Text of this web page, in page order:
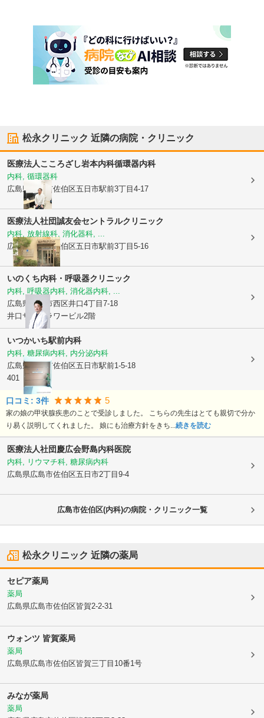
松永クリニック 近隣の病院・クリニック
医療法人こころざし岩本内科循環器内科
内科, 循環器科
広島県広島市佐伯区五日市駅前3丁目4-17
医療法人社団誠友会セントラルクリニック
内科, 放射線科, 消化器科, ...
広島県広島市佐伯区五日市駅前3丁目5-16
いのくち内科・呼吸器クリニック
内科, 呼吸器内科, 消化器内科, ...
広島県広島市西区井口4丁目7-18
井口サンフラワービル2階
いつかいち駅前内科
内科, 糖尿病内科, 内分泌内科
広島県広島市佐伯区五日市駅前1-5-18
401
口コミ: 3件 5
家の娘の甲状腺疾患のことで受診しました。 こちらの先生はとても親切で分か
り易く説明してくれました。 娘にも治療方針をきち...続きを読む
医療法人社団慶広会野島内科医院
内科, リウマチ科, 糖尿病内科
広島県広島市佐伯区五日市2丁目9-4
広島市佐伯区(内科)の病院・クリニック一覧
松永クリニック 近隣の薬局
セピア薬局
薬局
広島県広島市佐伯区皆賀2-2-31
ウォンツ 皆賀薬局
薬局
広島県広島市佐伯区皆賀三丁目10番1号
みなが薬局
薬局